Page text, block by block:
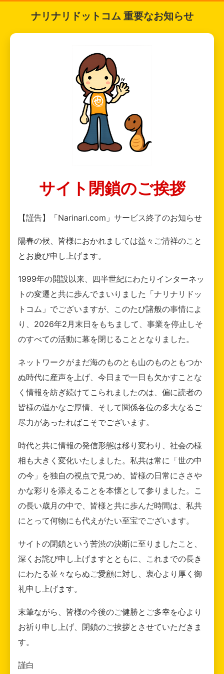
ナリナリドットコム 重要なお知らせ
サイト閉鎖のご挨拶
【謹告】「Narinari.com」サービス終了のお知らせ
陽春の候、皆様におかれましては益々ご清祥のこと
とお慶び申し上げます。
1999年の開設以来、四半世紀にわたりインターネッ
トの変遷と共に歩んでまいりました「ナリナリドッ
トコム」でございますが、このたび諸般の事情によ
り、2026年2月末日をもちまして、事業を停止しそ
のすべての活動に幕を閉じることとなりました。
ネットワークがまだ海のものとも山のものともつか
ぬ時代に産声を上げ、今日まで一日も欠かすことな
く情報を紡ぎ続けてこられましたのは、偏に読者の
皆様の温かなご厚情、そして関係各位の多大なるご
尽力があったればこそでございます。
時代と共に情報の発信形態は移り変わり、社会の様
相も大きく変化いたしました。私共は常に「世の中
の今」を独自の視点で見つめ、皆様の日常にささや
かな彩りを添えることを本懐として参りました。こ
の長い歳月の中で、皆様と共に歩んだ時間は、私共
にとって何物にも代えがたい至宝でございます。
サイトの閉鎖という苦渋の決断に至りましたこと、
深くお詫び申し上げますとともに、これまでの長き
にわたる並々ならぬご愛顧に対し、衷心より厚く御
礼申し上げます。
末筆ながら、皆様の今後のご健勝とご多幸を心より
お祈り申し上げ、閉鎖のご挨拶とさせていただきま
す。
謹白